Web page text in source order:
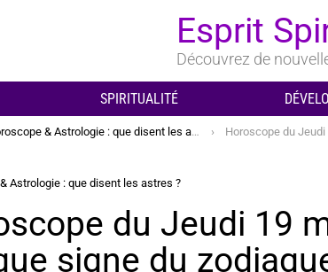
Esprit
Découvrez de
SPIRITUALITÉ
& Astrologie : que disent les astres ? Horoscope du Jeudi 19 mars
Astrologie : que disent les astres ?
du Jeudi 19
signe du